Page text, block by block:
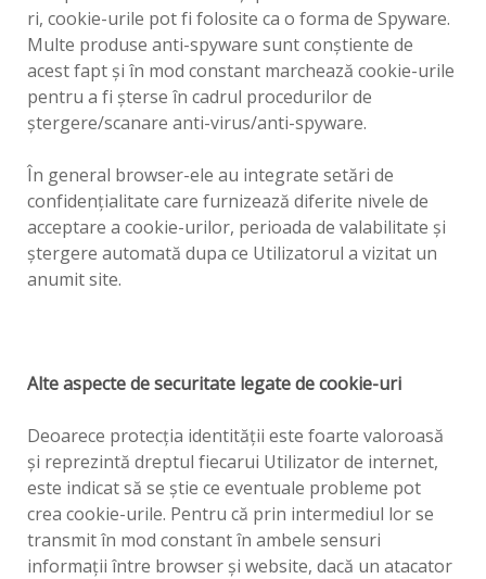
ri, cookie-urile pot fi folosite ca o forma de Spyware.
Multe produse anti-spyware sunt conştiente de
acest fapt şi în mod constant marchează cookie-urile
pentru a fi şterse în cadrul procedurilor de
ştergere/scanare anti-virus/anti-spyware.
În general browser-ele au integrate setări de
confidenţialitate care furnizează diferite nivele de
acceptare a cookie-urilor, perioada de valabilitate şi
ştergere automată dupa ce Utilizatorul a vizitat un
anumit site.
Alte aspecte de securitate legate de cookie-uri
Deoarece protecţia identităţii este foarte valoroasă
şi reprezintă dreptul fiecarui Utilizator de internet,
este indicat să se ştie ce eventuale probleme pot
crea cookie-urile. Pentru că prin intermediul lor se
transmit în mod constant în ambele sensuri
informaţii între browser şi website, dacă un atacator